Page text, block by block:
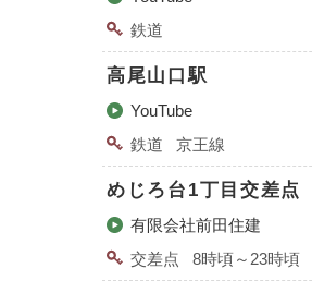
鉄道
高尾山口駅
YouTube
鉄道
京王線
めじろ台1丁目交差点
有限会社前田住建
交差点
8時頃～23時頃